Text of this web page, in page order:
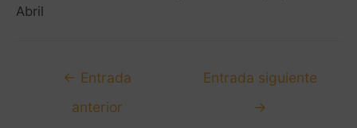
Abril
← Entrada
anterior
Entrada siguiente
→